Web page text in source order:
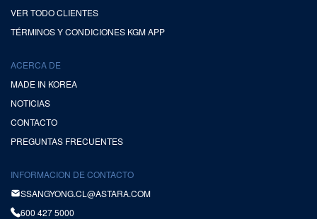
VER TODO CLIENTES
TÉRMINOS Y CONDICIONES KGM APP
ACERCA DE
MADE IN KOREA
NOTICIAS
CONTACTO
PREGUNTAS FRECUENTES
INFORMACION DE CONTACTO
SSANGYONG.CL@ASTARA.COM
600 427 5000